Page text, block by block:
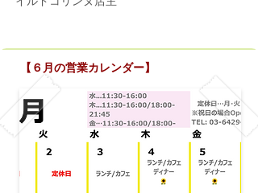
【６月の営業カレンダー】